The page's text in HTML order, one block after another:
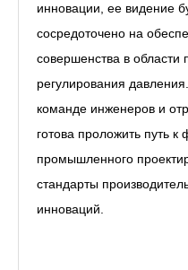
инновации, ее видение
сосредоточено на
совершенства в области
регулирования
команде инженеров и
готова проложить путь
промышленного
стандарты
инноваций.